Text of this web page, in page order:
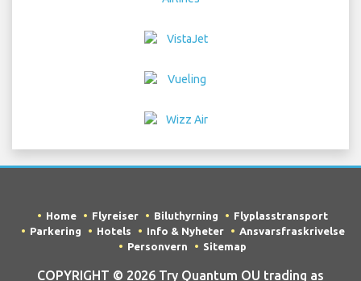
Home Flyreiser Biluthyrning
Flyplasstransport
Parkering
Hotels Info & Nyheter
Ansvarsfraskrivelse
Personvern
Sitemap
COPYRIGHT © 2026 Try Quantum OU trading as